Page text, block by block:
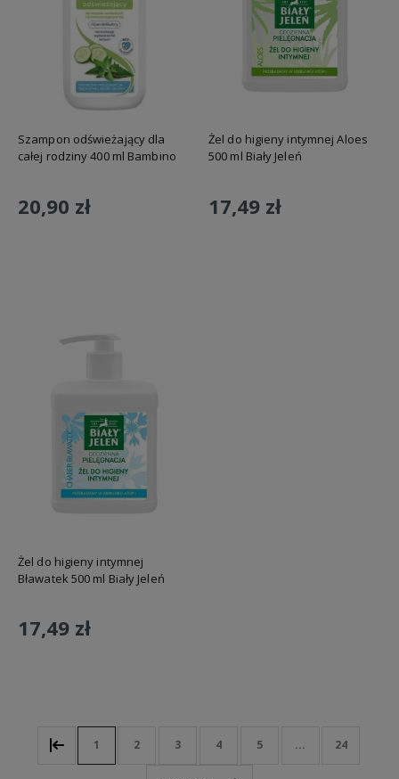
Szampon odświeżający dla
całej rodziny 400 ml Bambino
20,90 zł
Żel do higieny intymnej Aloes
500 ml Biały Jeleń
17,49 zł
Żel do higieny intymnej
Bławatek 500 ml Biały Jeleń
17,49 zł
1 2 3 4 5 ... 24